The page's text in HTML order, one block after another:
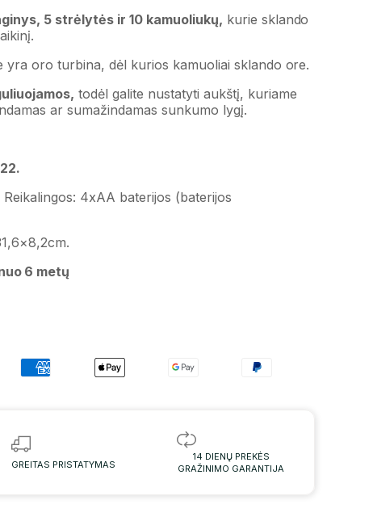
5 strėlytės ir 10 kamuoliukų, kurie sklando
yra oro turbina, dėl kurios kamuoliai sklando ore.
todėl galite nustatyti aukštį, kuriame
ar sumažindamas sunkumo lygį.
22.
4xAA baterijos (baterijos
6 metų
GREITAS PRISTATYMAS
14 DIENŲ PREKĖS
GRAŽINIMO GARANTIJA